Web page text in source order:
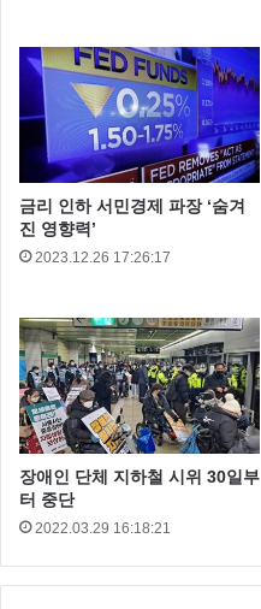
갤럭시S 20
금리 인하 서민경제 파장 ‘숨겨
진 영향력’
2023.12.26 17:26:17
장애인 단체 지하철 시위 30일부
터 중단
2022.03.29 16:18:21